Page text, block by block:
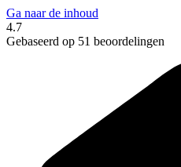
Ga naar de inhoud
4.7
Gebaseerd op 51 beoordelingen